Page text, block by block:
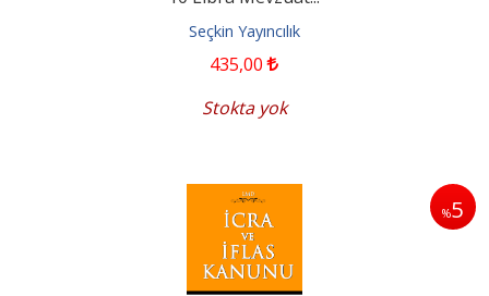
Seçkin Yayıncılık
435,00
Stokta yok
%5